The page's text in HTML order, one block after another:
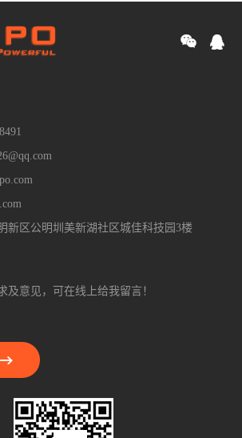
新区公明圳美新湖社区城佳科技园3楼
及意见，可在线上给我留言！